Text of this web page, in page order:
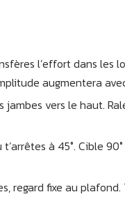
l’effort dans les
augmentera
jambes vers le haut.
t’arrêtes à 45°. Cible
regard fixe au